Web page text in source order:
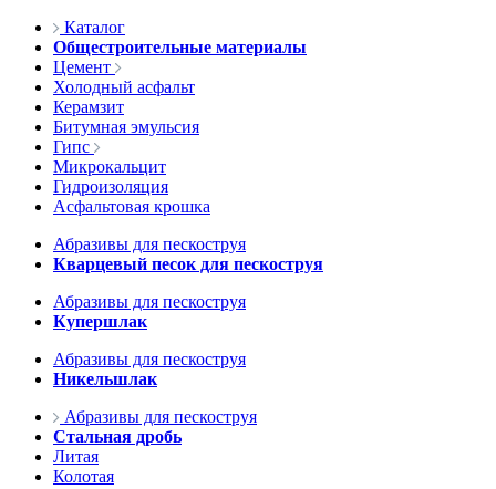
Каталог
Общестроительные материалы
Цемент
Холодный асфальт
Керамзит
Битумная эмульсия
Гипс
Микрокальцит
Гидроизоляция
Асфальтовая крошка
Абразивы для пескоструя
Кварцевый песок для пескоструя
Абразивы для пескоструя
Купершлак
Абразивы для пескоструя
Никельшлак
Абразивы для пескоструя
Стальная дробь
Литая
Колотая